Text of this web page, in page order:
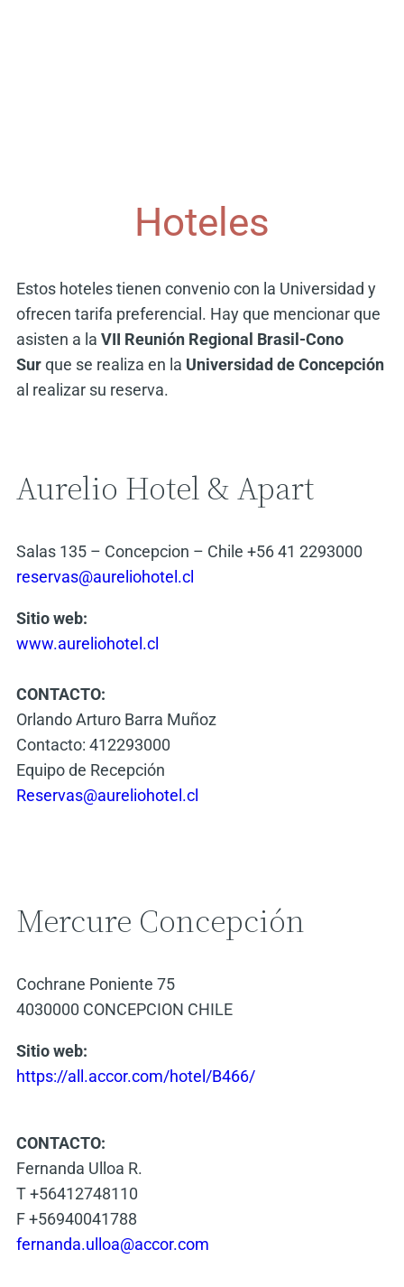
Hoteles
Estos hoteles tienen convenio con la Universidad y
ofrecen tarifa preferencial. Hay que mencionar que
asisten a la VII Reunión Regional Brasil-Cono
Surque se realiza en la Universidad de Concepción
al realizar su reserva.
Aurelio Hotel & Apart
Salas 135 – Concepcion – Chile +56 41 2293000
reservas@aureliohotel.cl
Sitio web:
www.aureliohotel.cl
CONTACTO:
Orlando Arturo Barra Muñoz
Contacto: 412293000
Equipo de Recepción
Reservas@aureliohotel.cl
Mercure Concepción
Cochrane Poniente 75
4030000 CONCEPCION CHILE
Sitio web:
https://all.accor.com/hotel/B466/
CONTACTO:
Fernanda Ulloa R.
T +56412748110
F +56940041788
fernanda.ulloa@accor.com